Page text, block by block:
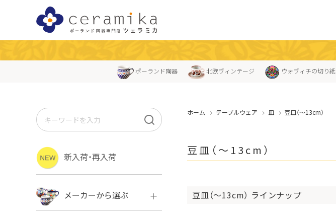
ポーランド陶器 北欧ヴィンテージ ウォヴィチの切り紙
ホーム テーブルウェア 皿 豆皿（〜13cm）
豆皿（〜13cm）
豆皿（〜13cm） ラインナップ
新入荷・再入荷
メーカーから選ぶ